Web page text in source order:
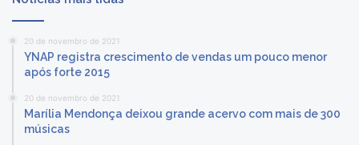
20 de novembro de 2021
YNAP registra crescimento de vendas um pouco menor
após forte 2015
20 de novembro de 2021
Marília Mendonça deixou grande acervo com mais de 300
músicas